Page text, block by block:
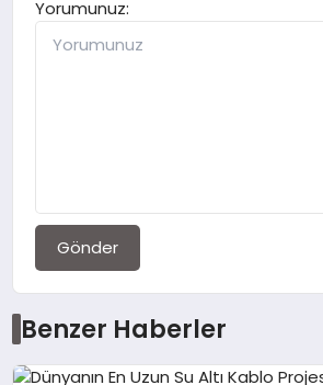
Yorumunuz:
Gönder
Benzer Haberler